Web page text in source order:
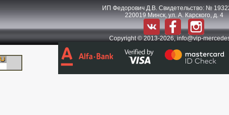
ИП Федорович Д.В. Свидетельство: №
220019 Минск, ул. А. Карского, д. 4
Copyright © 2013-2026,info@vip-